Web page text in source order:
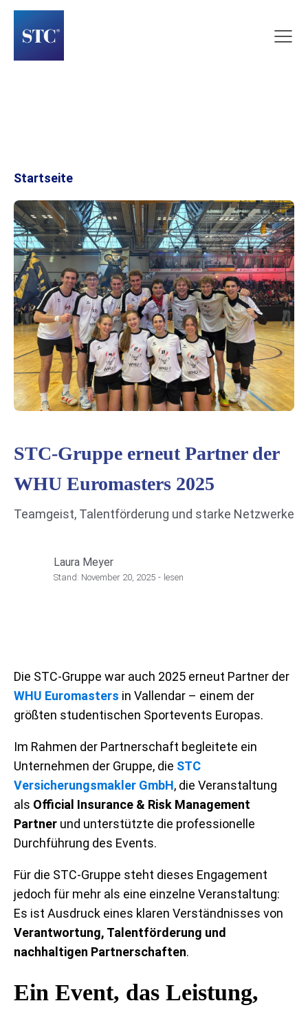
Startseite
STC-Gruppe erneut Partner der
WHU Euromasters 2025
Teamgeist, Talentförderung und starke Netzwerke
Laura Meyer
Stand: November 20, 2025 - lesen
Die STC-Gruppe war auch 2025 erneut Partner der
WHU Euromasters in Vallendar – einem der
größten studentischen Sportevents Europas.
Im Rahmen der Partnerschaft begleitete ein
Unternehmen der Gruppe, die STC
Versicherungsmakler GmbH, die Veranstaltung
als Official Insurance & Risk Management
Partner und unterstützte die professionelle
Durchführung des Events.
Für die STC-Gruppe steht dieses Engagement
jedoch für mehr als eine einzelne Veranstaltung:
Es ist Ausdruck eines klaren Verständnisses von
Verantwortung, Talentförderung und
nachhaltigen Partnerschaften.
Ein Event, das Leistung,